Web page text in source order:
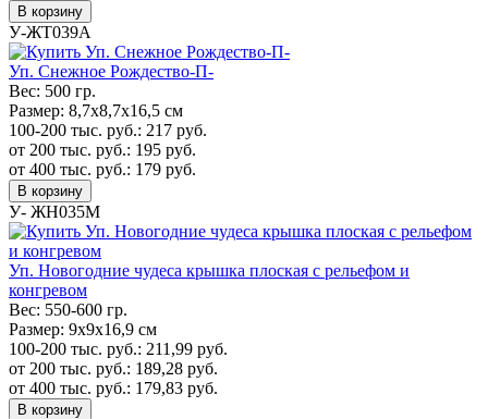
В корзину
У-ЖТ039А
Уп. Cнежное Рождество-П-
Вес: 500 гр.
Размер: 8,7х8,7х16,5 см
100-200 тыс. руб.: 217 руб.
от 200 тыс. руб.: 195 руб.
от 400 тыс. руб.: 179 руб.
В корзину
У- ЖН035М
Уп. Новогодние чудеса крышка плоская с рельефом и
конгревом
Вес: 550-600 гр.
Размер: 9х9х16,9 см
100-200 тыс. руб.: 211,99 руб.
от 200 тыс. руб.: 189,28 руб.
от 400 тыс. руб.: 179,83 руб.
В корзину